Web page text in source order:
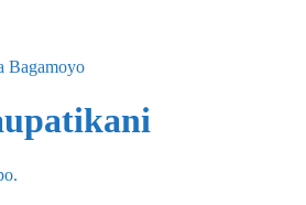
Bagamoyo